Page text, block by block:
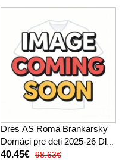
Dres AS Roma Brankarsky
Domáci pre deti 2025-26 Dlhy
Rukáv (+ trenírky)
40.45€ 98.63€